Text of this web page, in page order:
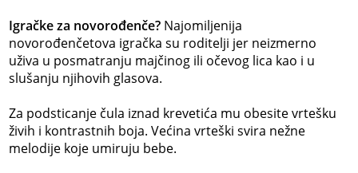
Igračke za novorođenče? Najomiljenija
novorođenčetova igračka su roditelji jer neizmerno
uživa u posmatranju majčinog ili očevog lica kao i u
slušanju njihovih glasova.
Za podsticanje čula iznad krevetića mu obesite vrtešku
živih i kontrastnih boja. Većina vrteški svira nežne
melodije koje umiruju bebe.